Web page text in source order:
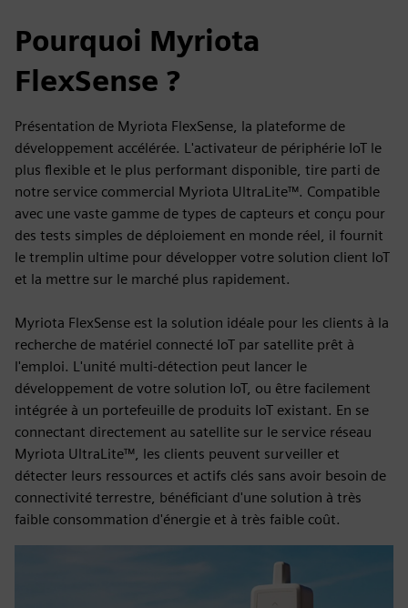
Pourquoi Myriota
FlexSense ?
Présentation de Myriota FlexSense, la plateforme de
développement accélérée. L'activateur de périphérie IoT le
plus flexible et le plus performant disponible, tire parti de
notre service commercial Myriota UltraLite™. Compatible
avec une vaste gamme de types de capteurs et conçu pour
des tests simples de déploiement en monde réel, il fournit
le tremplin ultime pour développer votre solution client IoT
et la mettre sur le marché plus rapidement.
Myriota FlexSense est la solution idéale pour les clients à la
recherche de matériel connecté IoT par satellite prêt à
l'emploi. L'unité multi-détection peut lancer le
développement de votre solution IoT, ou être facilement
intégrée à un portefeuille de produits IoT existant. En se
connectant directement au satellite sur le service réseau
Myriota UltraLite™, les clients peuvent surveiller et
détecter leurs ressources et actifs clés sans avoir besoin de
connectivité terrestre, bénéficiant d'une solution à très
faible consommation d'énergie et à très faible coût.